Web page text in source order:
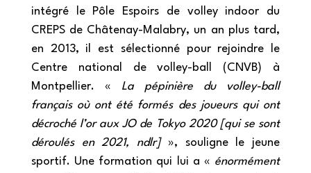
intégré le Pôle Espoirs de volley indoor du
CREPS de Châtenay-Malabry, un an plus tard,
en 2013, il est sélectionné pour rejoindre le
Centre national de volley-ball (CNVB) à
Montpellier. « La pépinière du volley-ball
français où ont été formés des joueurs qui ont
décroché l’or aux JO de Tokyo 2020 [qui se sont
déroulés en 2021, ndlr]», souligne le jeune
sportif. Une formation qui lui a « énormément